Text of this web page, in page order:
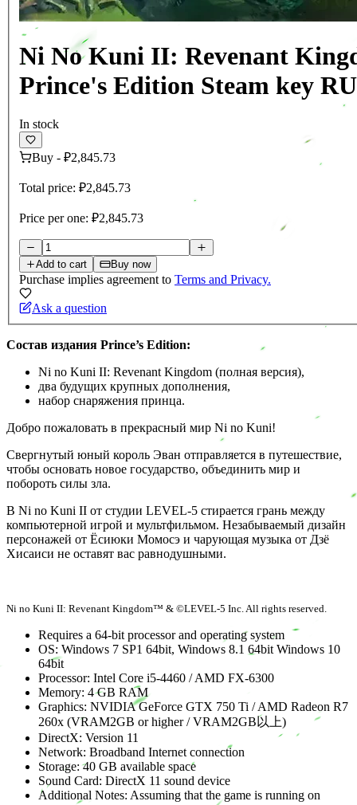
Ni No Kuni II: Revenant
Prince's Edition Steam key
In stock
Buy - ₽2,845.73
Total price: ₽2,845.73
Price per one: ₽2,845.73
Add to cart Buy now
Purchase implies agreement to Terms and Privacy.
Ask a question
Состав издания Prince’s Edition:
Ni no Kuni II: Revenant Kingdom (полная версия),
два будущих крупных дополнения,
набор снаряжения принца.
Добро пожаловать в прекрасный мир Ni no Kuni!
Свергнутый юный король Эван отправляется в путешествие,
чтобы основать новое государство, объединить мир и
побороть силы зла.
В Ni no Kuni II от студии LEVEL-5 стирается грань между
компьютерной игрой и мультфильмом. Незабываемый дизайн
персонажей от Ёсиюки Момосэ и чарующая музыка от Дзё
Хисаиси не оставят вас равнодушными.
Ni no Kuni II: Revenant Kingdom™ & ©LEVEL-5 Inc. All rights reserved.
Requires a 64-bit processor and operating system
OS: Windows 7 SP1 64bit, Windows 8.1 64bit Windows 10
64bit
Processor: Intel Core i5-4460 / AMD FX-6300
Memory: 4 GB RAM
Graphics: NVIDIA GeForce GTX 750 Ti / AMD Radeon R7
260x (VRAM2GB or higher / VRAM2GB以上)
DirectX: Version 11
Network: Broadband Internet connection
Storage: 40 GB available space
Sound Card: DirectX 11 sound device
Additional Notes: Assuming that the game is running on